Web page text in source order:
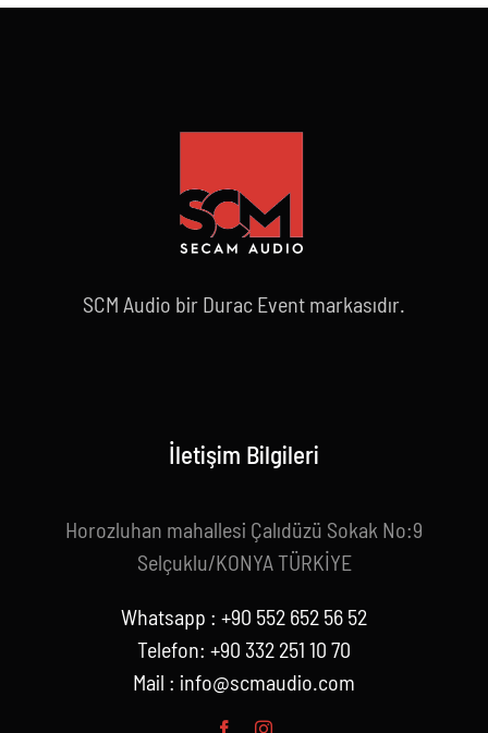
SCM Audio bir Durac Event markasıdır.
İletişim Bilgileri
Horozluhan mahallesi Çalıdüzü Sokak No:9
Selçuklu/KONYA TÜRKİYE
Whatsapp : +90 552 652 56 52
Telefon: +90 332 251 10 70
Mail : info@scmaudio.com